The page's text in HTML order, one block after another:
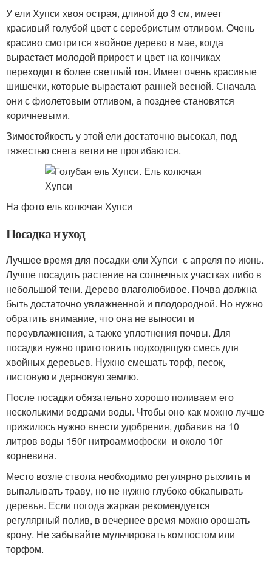
У ели Хупси хвоя острая, длиной до 3 см, имеет
красивый голубой цвет с серебристым отливом. Очень
красиво смотрится хвойное дерево в мае, когда
вырастает молодой прирост и цвет на кончиках
переходит в более светлый тон. Имеет очень красивые
шишечки, которые вырастают ранней весной. Сначала
они с фиолетовым отливом, а позднее становятся
коричневыми.
Зимостойкость у этой ели достаточно высокая, под
тяжестью снега ветви не прогибаются.
На фото ель колючая Хупси
Посадка и уход
Лучшее время для посадки ели Хупси с апреля по июнь.
Лучше посадить растение на солнечных участках либо в
небольшой тени. Дерево влаголюбивое. Почва должна
быть достаточно увлажненной и плодородной. Но нужно
обратить внимание, что она не выносит и
переувлажнения, а также уплотнения почвы. Для
посадки нужно приготовить подходящую смесь для
хвойных деревьев. Нужно смешать торф, песок,
листовую и дерновую землю.
После посадки обязательно хорошо поливаем его
несколькими ведрами воды. Чтобы оно как можно лучше
прижилось нужно внести удобрения, добавив на 10
литров воды 150г нитроаммофоски и около 10г
корневина.
Место возле ствола необходимо регулярно рыхлить и
выпалывать траву, но не нужно глубоко обкапывать
деревья. Если погода жаркая рекомендуется
регулярный полив, в вечернее время можно орошать
крону. Не забывайте мульчировать компостом или
торфом.